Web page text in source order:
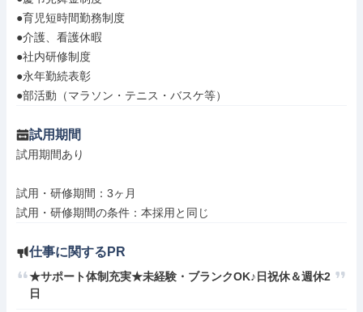
●育児短時間勤務制度
●介護、看護休暇
●社内研修制度
●永年勤続表彰
●部活動（マラソン・テニス・バスケ等）
試用期間
試用期間あり
試用・研修期間：3ヶ月
仕事に関するPR
★サポート体制充実★未経験・ブランクOK♪日祝休＆週休2
日